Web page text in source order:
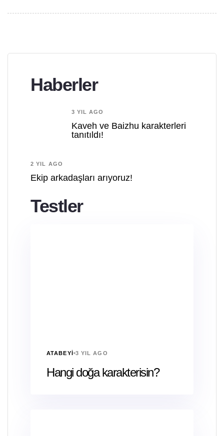
Haberler
3 YIL AGO
Kaveh ve Baizhu karakterleri
tanıtıldı!
2 YIL AGO
Ekip arkadaşları arıyoruz!
Testler
ATABEYI 3 YIL AGO
Hangi doğa karakterisin?